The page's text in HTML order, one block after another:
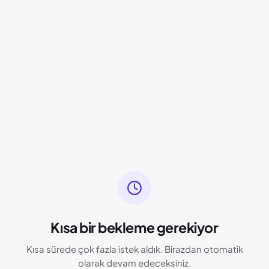
Kısa bir bekleme gerekiyor
Kısa sürede çok fazla istek aldık. Birazdan otomatik
olarak devam edeceksiniz.